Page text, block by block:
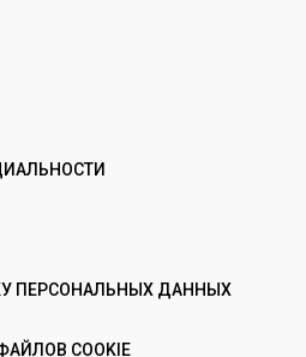
ПЕРСОНАЛЬНЫХ ДАННЫХ
COOKIE